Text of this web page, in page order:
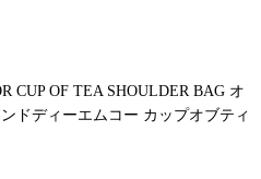
CUP OF TEA SHOULDER BAG オ
ドディーエムコー カップオブティ